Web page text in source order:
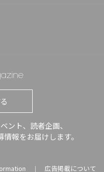
ント、読者企画、
報をお届けします。
｜ 広告掲載について